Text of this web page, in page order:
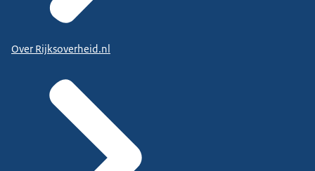
Over Rijksoverheid.nl